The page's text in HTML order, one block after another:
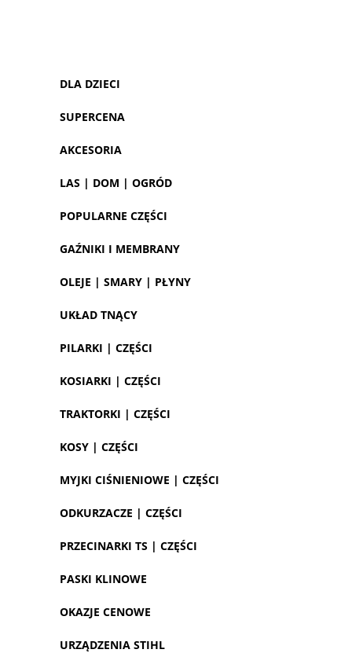
DLA DZIECI
SUPERCENA
AKCESORIA
LAS | DOM | OGRÓD
POPULARNE CZĘŚCI
GAŹNIKI I MEMBRANY
OLEJE | SMARY | PŁYNY
UKŁAD TNĄCY
PILARKI | CZĘŚCI
KOSIARKI | CZĘŚCI
TRAKTORKI | CZĘŚCI
KOSY | CZĘŚCI
MYJKI CIŚNIENIOWE | CZĘŚCI
ODKURZACZE | CZĘŚCI
PRZECINARKI TS | CZĘŚCI
PASKI KLINOWE
OKAZJE CENOWE
URZĄDZENIA STIHL